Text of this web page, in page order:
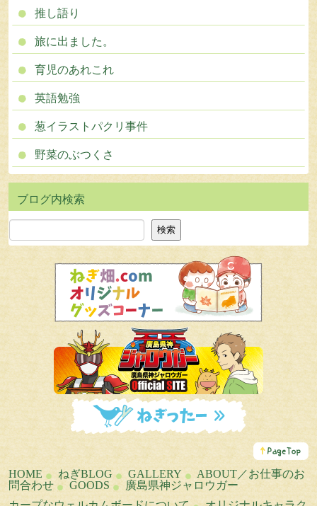
推し語り
旅に出ました。
育児のあれこれ
英語勉強
葱イラストパクリ事件
野菜のぶつくさ
検索 検索
こ
の
ペ
ー
ジ
HOME ねぎBLOG GALLERY
ABOUT／お仕事のお
問合わせ
GOODS
廣島県神ジャロウガー